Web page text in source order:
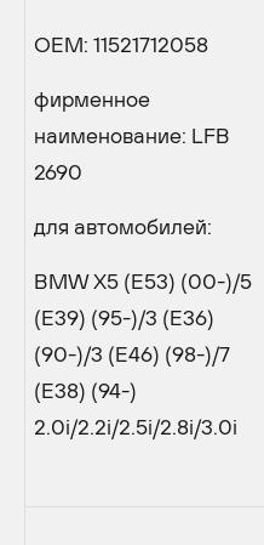
OEM: 11521712058
фирменное
наименование: LFB
2690
для автомобилей:
BMW X5 (E53) (00-)/5
(E39) (95-)/3 (E36)
(90-)/3 (E46) (98-)/7
(E38) (94-)
2.0i/2.2i/2.5i/2.8i/3.0i